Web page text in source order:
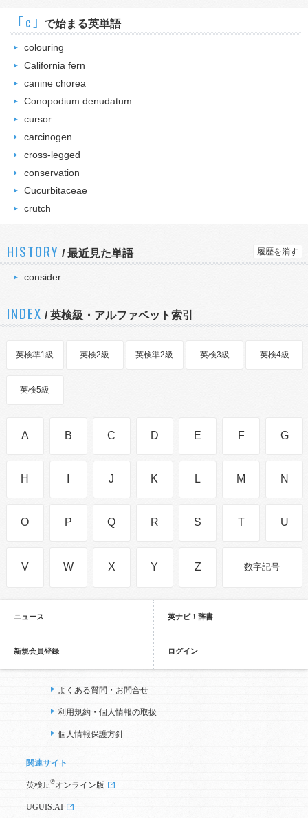
｢c｣ で始まる英単語
colouring
California fern
canine chorea
Conopodium denudatum
cursor
carcinogen
cross-legged
conservation
Cucurbitaceae
crutch
HISTORY /最近見た単語 履歴を消す
consider
INDEX / 英検級・アルファベット索引
英検準1級 英検2級 英検準2級 英検3級 英検4級
英検5級
A B C D E F G
H J K L M N
O P Q R S T U
V W X Y Z 数字記号
ニュース 英ナビ！辞書
新規会員登録 ログイン
よくある質問・お問合せ
利用規約・個人情報の取扱
個人情報保護方針
関連サイト
英検Jr. ®オンライン版
UGUIS.AI